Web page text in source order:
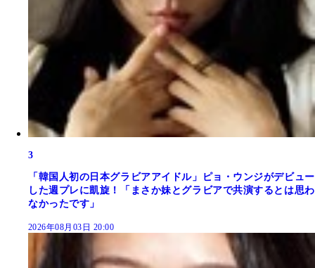
3
「韓国人初の日本グラビアアイドル」ピョ・ウンジがデビュー
した週プレに凱旋！「まさか妹とグラビアで共演するとは思わ
なかったです」
2026年08月03日 20:00